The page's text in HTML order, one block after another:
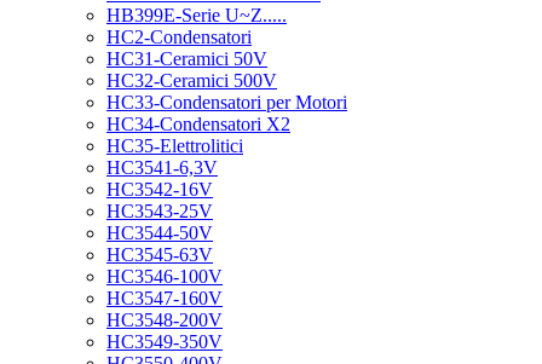
HB399E-Serie U~Z.....
HC2-Condensatori
HC31-Ceramici 50V
HC32-Ceramici 500V
HC33-Condensatori per Motori
HC34-Condensatori X2
HC35-Elettrolitici
HC3541-6,3V
HC3542-16V
HC3543-25V
HC3544-50V
HC3545-63V
HC3546-100V
HC3547-160V
HC3548-200V
HC3549-350V